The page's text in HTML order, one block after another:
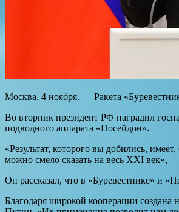
Москва. 4 ноября. — Ракета
Во вторник президент РФ наградил
подводного аппарата «Посейдон».
«Результат, которого вы добились,
можно смело сказать на весь ХХI век»,
Он рассказал, что в «Буревестнике» и
Благодаря широкой кооперации